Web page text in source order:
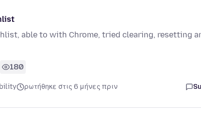
able to with Chrome, tried clearing, resetting
180
ρωτήθηκε στις 6 μήνες πριν